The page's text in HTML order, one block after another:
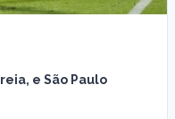
e São Paulo